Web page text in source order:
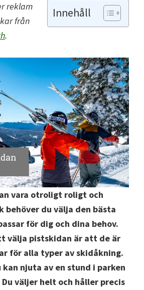
Innehåll
reklam
från
.
vara otroligt roligt och
behöver du välja den bästa
för dig och dina behov.
välja pistskidan är att de är
för alla typer av skidåkning.
njuta av en stund i parken
väljer helt och håller precis